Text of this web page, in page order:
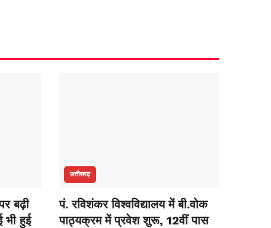
बढ़ी
हुई
छत्तीसगढ़
पं. रविशंकर विश्वविद्यालय में बी.वोक
पाठ्यक्रम में प्रवेश शुरू, 12वीं पास